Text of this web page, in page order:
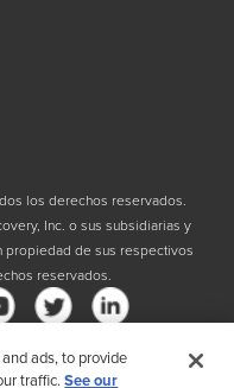
los derechos reservados.
Inc. o sus subsidiarias y
propiedad de sus respectivos
reservados.
ads, to provide
traffic.See our